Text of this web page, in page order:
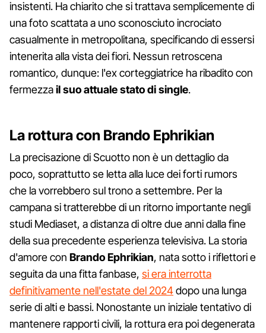
insistenti. Ha chiarito che si trattava semplicemente di
una foto scattata a uno sconosciuto incrociato
casualmente in metropolitana, specificando di essersi
intenerita alla vista dei fiori. Nessun retroscena
romantico, dunque: l'ex corteggiatrice ha ribadito con
fermezzail suo attuale stato di single.
La rottura con Brando Ephrikian
La precisazione di Scuotto non è un dettaglio da
poco, soprattutto se letta alla luce dei forti rumors
che la vorrebbero sul trono a settembre. Per la
campana si tratterebbe di un ritorno importante negli
studi Mediaset, a distanza di oltre due anni dalla fine
della sua precedente esperienza televisiva. La storia
d'amore con Brando Ephrikian, nata sotto i riflettori e
seguita da una fitta fanbase, si era interrotta
definitivamente nell'estate del 2024dopo una lunga
serie di alti e bassi. Nonostante un iniziale tentativo di
mantenere rapporti civili, la rottura era poi degenerata